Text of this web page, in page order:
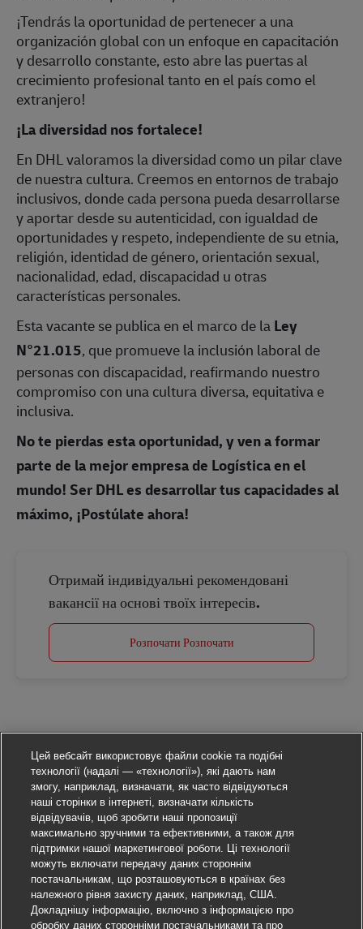
¡Tendrás la oportunidad de pertenecer a una
organización global con un enfoque en capacitación
y desarrollo constante, esto abre las puertas al
crecimiento profesional tanto en el país como el
extranjero!
¡La diversidad nos fortalece!
En DHL valoramos la diversidad como un pilar clave
de nuestra cultura. Creemos en entornos de trabajo
inclusivos, donde cada persona pueda desarrollarse
y aportar desde su autenticidad, con igualdad de
oportunidades y respeto, independiente de su etnia,
religión, identidad de género, orientación sexual,
nacionalidad, edad, discapacidad u otras
características personales.
Esta vacante se publica en el marco de laLey
N°21.015, que promueve la inclusión laboral de
personas con discapacidad, reafirmando nuestro
compromiso con una cultura diversa, equitativa e
inclusiva.
No te pierdas esta oportunidad, y ven a formar
parte de la mejor empresa de Logística en el
mundo! Ser DHL es desarrollar tus capacidades al
máximo, ¡Postúlate ahora!
Отримай індивідуальні рекомендовані
вакансії на основі твоїх інтересів.
Розпочати Розпочати
Цей вебсайт використовує файли cookie та подібні
технології (надалі — «технології»), які дають нам
змогу, наприклад, визначати, як часто відвідуються
наші сторінки в інтернеті, визначати кількість
відвідувачів, щоб зробити наші пропозиції
максимально зручними та ефективними, а також для
підтримки нашої маркетингової роботи. Ці технології
можуть включати передачу даних стороннім
постачальникам, що розташовуються в країнах без
належного рівня захисту даних, наприклад, США.
Докладнішу інформацію, включно з інформацією про
обробку даних сторонніми постачальниками та про